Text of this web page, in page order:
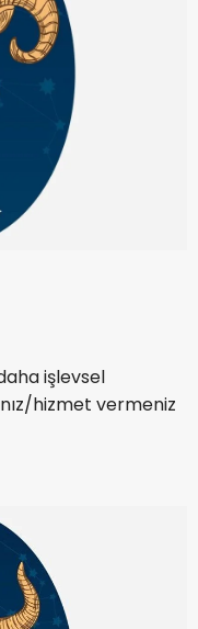
işlevsel
hizmet vermeniz